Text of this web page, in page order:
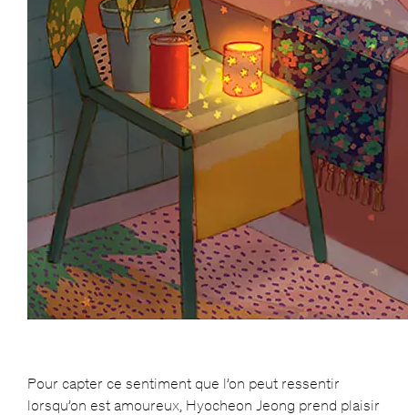
Pour capter ce sentiment que l’on peut ressentir
lorsqu’on est amoureux, Hyocheon Jeong prend plaisir